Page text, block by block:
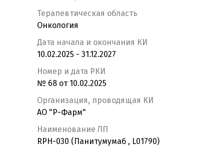
Терапевтическая область
Онкология
Дата начала и окончания КИ
10.02.2025 - 31.12.2027
Номер и дата РКИ
№ 68 от 10.02.2025
Организация, проводящая КИ
АО "Р-Фарм"
Наименование ЛП
RPH-030 (Панитумумаб , L01790)